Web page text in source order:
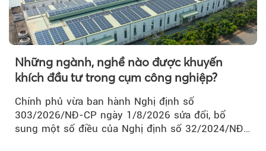
Những ngành, nghề nào được khuyến
khích đầu tư trong cụm công nghiệp?
Chính phủ vừa ban hành Nghị định số
303/2026/NĐ-CP ngày 1/8/2026 sửa đổi, bổ
sung một số điều của Nghị định số 32/2024/NĐ-